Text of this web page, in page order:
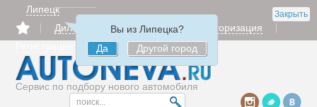
Закрыть
Липецк
Вы из Липецка?
Да
Другой город
Дилерам Продать
Авторизация
Сервис по подбору нового автомобиля